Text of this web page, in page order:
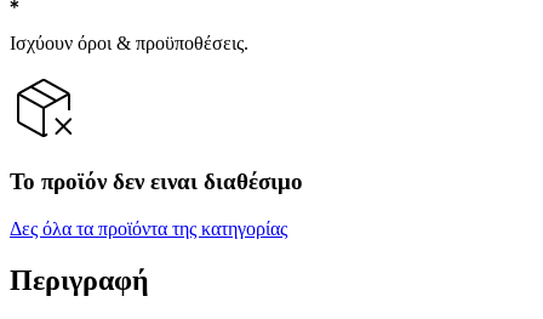
Ισχύουν όροι & προϋποθέσεις.
Το προϊόν δεν ειναι διαθέσιμο
Δες όλα τα προϊόντα της κατηγορίας
Περιγραφή